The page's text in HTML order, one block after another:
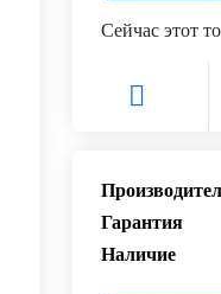
Сейчас этот
Гарантия
Наличие